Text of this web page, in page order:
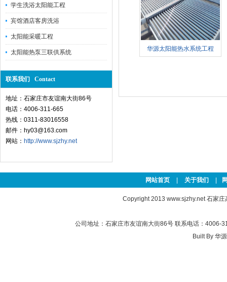
学生洗浴太阳能工程
宾馆酒店客房洗浴
太阳能采暖工程
太阳能热泵三联供系统
联系我们 Contact
地址：石家庄市友谊南大街86号
电话：4006-311-665
热线：0311-83016558
邮件：hy03@163.com
网站： http://www.sjzhy.net
华源太阳能热水系统工程
网站首页 关于我们
Copyright 2013 www.sjzhy.net石家庄
公司地址：石家庄市友谊南大街86号 联系电话：4006-
Built By 华